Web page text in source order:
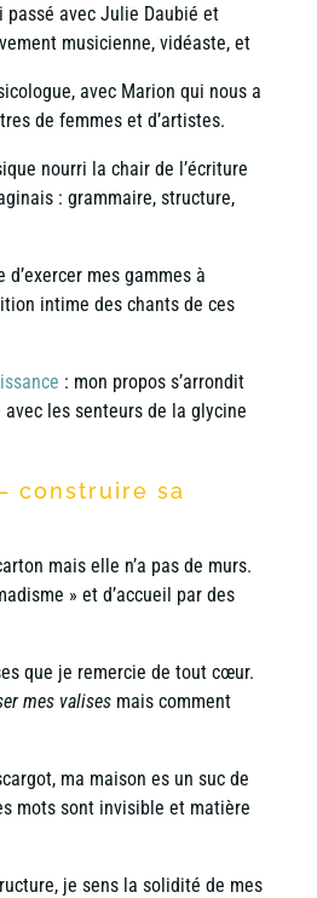
passé avec Julie Daubié et
musicienne, vidéaste, et
avec Marion qui nous a
de femmes et d’artistes.
nourri la chair de l’écriture
: grammaire, structure,
mes gammes à
intime des chants de ces
: mon propos s’arrondit
les senteurs de la glycine
construire sa
mais elle n’a pas de murs.
» et d’accueil par des
que je remercie de tout cœur.
mes valisesmais comment
ma maison es un suc de
mots sont invisible et matière
je sens la solidité de mes